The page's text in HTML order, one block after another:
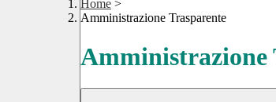
Home >
Amministrazione Trasparente
Amministrazione